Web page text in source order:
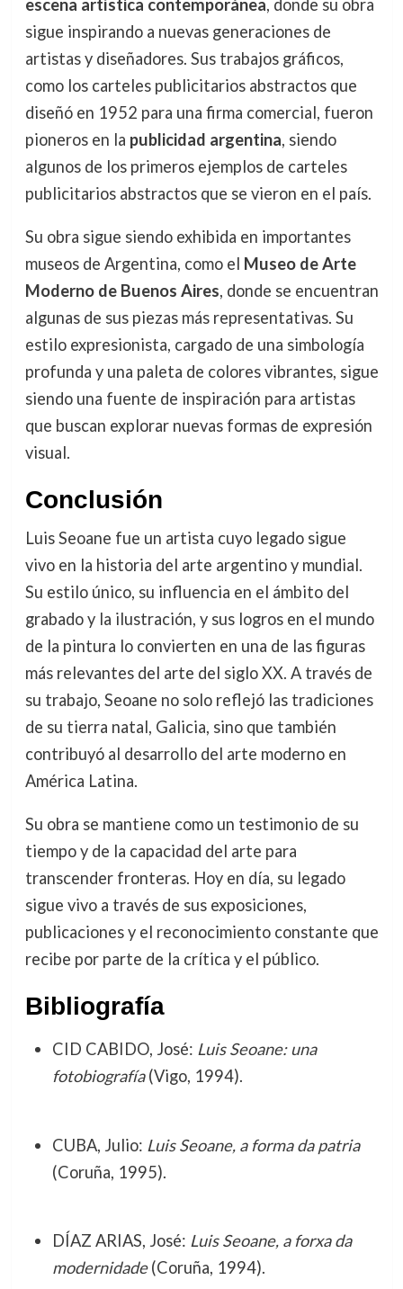
escena artística contemporánea, donde su obra
sigue inspirando a nuevas generaciones de
artistas y diseñadores. Sus trabajos gráficos,
como los carteles publicitarios abstractos que
diseñó en 1952 para una firma comercial, fueron
pioneros en la publicidad argentina, siendo
algunos de los primeros ejemplos de carteles
publicitarios abstractos que se vieron en el país.
Su obra sigue siendo exhibida en importantes
museos de Argentina, como el Museo de Arte
Moderno de Buenos Aires, donde se encuentran
algunas de sus piezas más representativas. Su
estilo expresionista, cargado de una simbología
profunda y una paleta de colores vibrantes, sigue
siendo una fuente de inspiración para artistas
que buscan explorar nuevas formas de expresión
visual.
Conclusión
Luis Seoane fue un artista cuyo legado sigue
vivo en la historia del arte argentino y mundial.
Su estilo único, su influencia en el ámbito del
grabado y la ilustración, y sus logros en el mundo
de la pintura lo convierten en una de las figuras
más relevantes del arte del siglo XX. A través de
su trabajo, Seoane no solo reflejó las tradiciones
de su tierra natal, Galicia, sino que también
contribuyó al desarrollo del arte moderno en
América Latina.
Su obra se mantiene como un testimonio de su
tiempo y de la capacidad del arte para
transcender fronteras. Hoy en día, su legado
sigue vivo a través de sus exposiciones,
publicaciones y el reconocimiento constante que
recibe por parte de la crítica y el público.
Bibliografía
CID CABIDO, José: Luis Seoane: una
fotobiografía(Vigo, 1994).
CUBA, Julio: Luis Seoane, a forma da patria
(Coruña, 1995).
DÍAZ ARIAS, José: Luis Seoane, a forxa da
modernidade(Coruña, 1994).